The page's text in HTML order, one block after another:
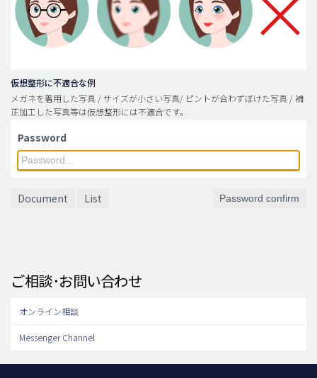
仮想整形に不適合な例
メガネを着用した写真 / サイズが小さい写真/ ピントが合わずぼけた写真 / 補
正加工した写真等は仮想整形には不適合です。
Password
Document List Password confirm
ご相談･お問い合わせ
オンライン相談
Messenger Channel